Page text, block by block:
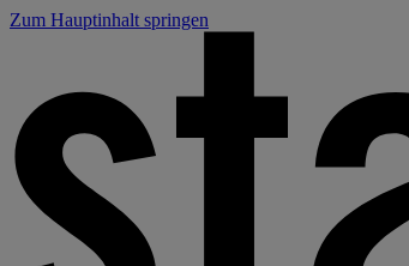
Zum Hauptinhalt springen